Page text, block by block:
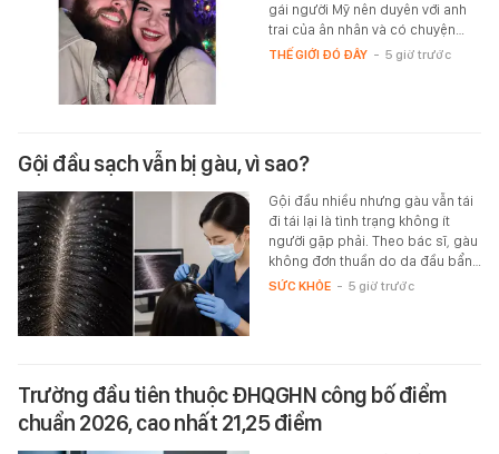
gái người Mỹ nên duyên với anh
trai của ân nhân và có chuyện…
THẾ GIỚI ĐÓ ĐÂY - 5 giờ trước
Gội đầu sạch vẫn bị gàu, vì sao?
Gội đầu nhiều nhưng gàu vẫn tái
đi tái lại là tình trạng không ít
người gặp phải. Theo bác sĩ, gàu
không đơn thuần do da đầu bẩn…
SỨC KHỎE - 5 giờ trước
Trường đầu tiên thuộc ĐHQGHN công bố điểm
chuẩn 2026, cao nhất 21,25 điểm